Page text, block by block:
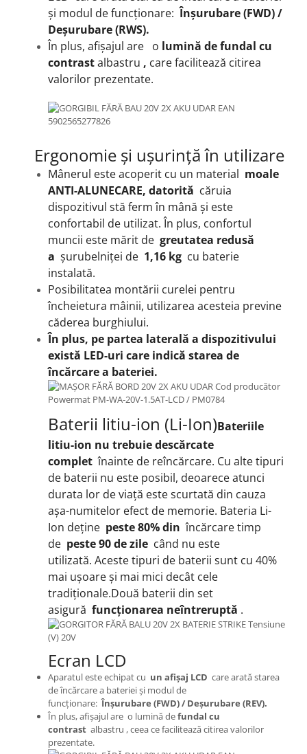
și modul de funcționare:Înșurubare (FWD) /
Deșurubare (RWS).
În plus, afișajul are o lumină de fundal cu
contrastalbastru , care facilitează citirea
valorilor prezentate.
Ergonomie și ușurință în utilizare
Mânerul este acoperit cu un material moale
ANTI-ALUNECARE, datorită căruia
dispozitivul stă ferm în mână și este
confortabil de utilizat.În plus, confortul
muncii este mărit de greutatea redusă
a șurubelniței de 1,16 kg cu baterie
instalată.
Posibilitatea montării curelei pentru
încheietura mâinii, utilizarea acesteia previne
căderea burghiului.
În plus, pe partea laterală a dispozitivului
există LED-uri care indică starea de
încărcare a bateriei.
Baterii litiu-ion (Li-Ion)Bateriile
litiu-ion nu trebuie descărcate
complet înainte de reîncărcare. Cu alte tipuri
de baterii nu este posibil, deoarece atunci
durata lor de viață este scurtată din cauza
așa-numitelor efect de memorie. Bateria Li-
Ion deține peste 80% din încărcare timp
de peste 90 de zile când nu este
utilizată. Aceste tipuri de baterii sunt cu 40%
mai ușoare și mai mici decât cele
tradiționale.Două baterii din set
asigură funcționarea neîntreruptă .
Ecran LCD
Aparatul este echipat cu un afișaj LCD care arată starea
de încărcare a bateriei și modul de
funcționare:Înșurubare (FWD) / Deșurubare (REV).
În plus, afișajul are o lumină defundal cu
contrast albastru , ceea ce facilitează citirea valorilor
prezentate.